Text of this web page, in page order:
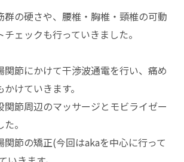
群の硬さや、腰椎・胸椎・頸椎の可動
ェックも行っていきました。
関節にかけて干渉波通電を行い、痛め
けていきます。
関節周辺のマッサージとモビライゼー
。
関節の矯正(今回はakaを中心に行って